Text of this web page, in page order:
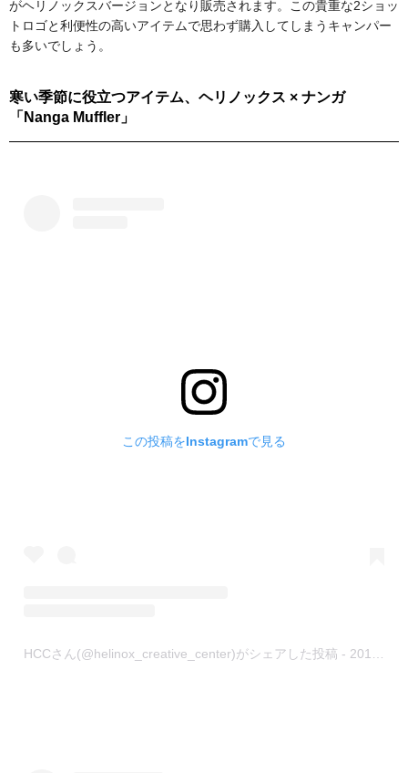
がヘリノックスバージョンとなり販売されます。この貴重な2ショッ
トロゴと利便性の高いアイテムで思わず購入してしまうキャンパー
も多いでしょう。
寒い季節に役立つアイテム、ヘリノックス × ナンガ
「Nanga Muffler」
この投稿をInstagramで見る
HCCさん(@helinox_creative_center)がシェアした投稿 - 2019年 8月月26日午前4時02分PDT